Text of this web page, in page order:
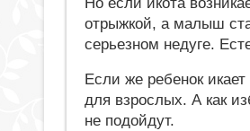
Но если икота
отрыжкой, а малыш
серьезном недуге.
Если же ребенок
для взрослых. А как
не подойдут.